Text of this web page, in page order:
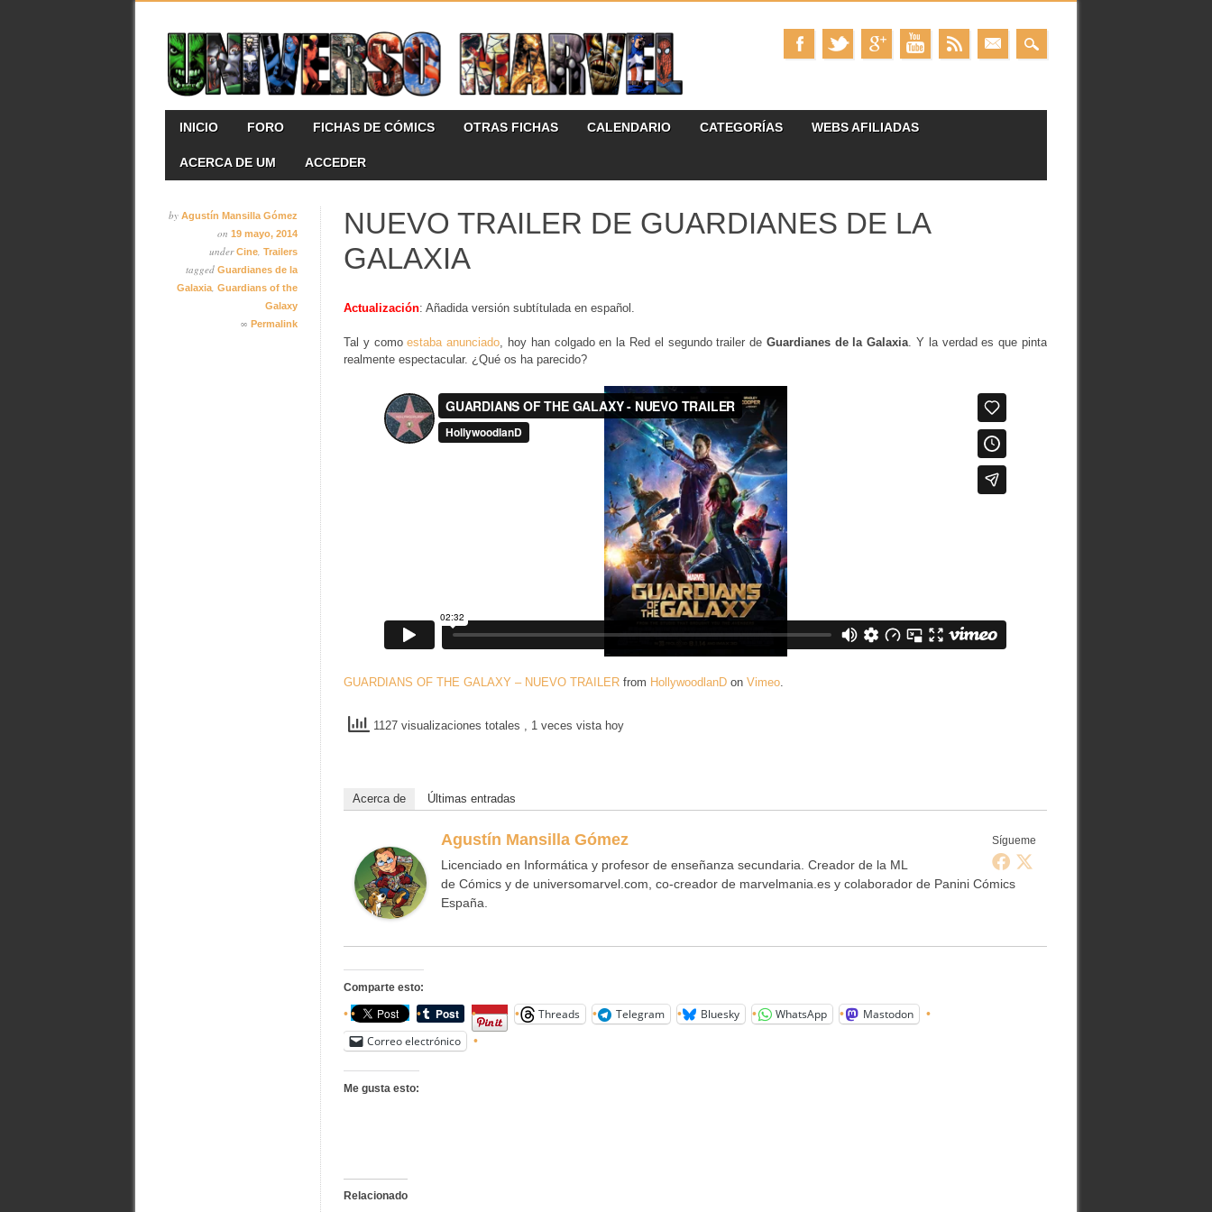
MAIN MENU
INICIO FORO FICHAS DE CÓMICS OTRAS FICHAS CALENDARIO CATEGORÍAS WEBS AFILIADAS
ACERCA DE UM ACCEDER
by Agustín Mansilla Gómez
on 19 mayo, 2014
underCine Trailers
tagged Guardianes de la
Galaxia Guardians of the
Galaxy
∞ Permalink
NUEVO TRAILER DE GUARDIANES DE LA
GALAXIA
Actualización: Añadida versión subtítulada en español.
Tal y comoestaba anunciado, hoy han colgado en la Red el segundo trailer de Guardianes de la Galaxia. Y la verdad es que pinta
realmente espectacular. ¿Qué os ha parecido?
GUARDIANS OF THE GALAXY – NUEVO TRAILER from HollywoodlanD on Vimeo.
1127 visualizaciones totales , 1 veces vista hoy
Acerca de Últimas entradas
Sígueme
Agustín Mansilla Gómez
Licenciado en Informática y profesor de enseñanza secundaria. Creador de la ML
de Cómics y de universomarvel.com, co-creador de marvelmania.es y colaborador de Panini Cómics
España.
Comparte esto:
Threads Telegram Bluesky WhatsApp
Mastodon
Correo electrónico
Me gusta esto:
Relacionado